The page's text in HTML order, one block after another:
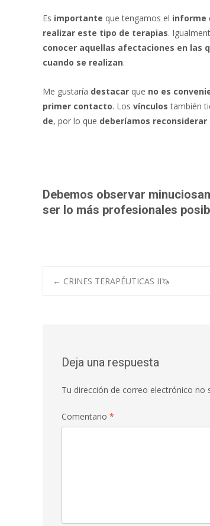
Es importante que tengamos el informe
realizar este tipo de terapias.
conocer aquellas afectaciones en las
cuando se realizan.
Me gustaría destacar que no es
primer contacto. Los vínculos también
de, por lo que deberíamos reconsiderar
Debemos observar
ser lo más profesionales
← CRINES TERAPÉUTICAS II🦄
Deja una respuesta
Tu dirección de correo electrónico no
Comentario *